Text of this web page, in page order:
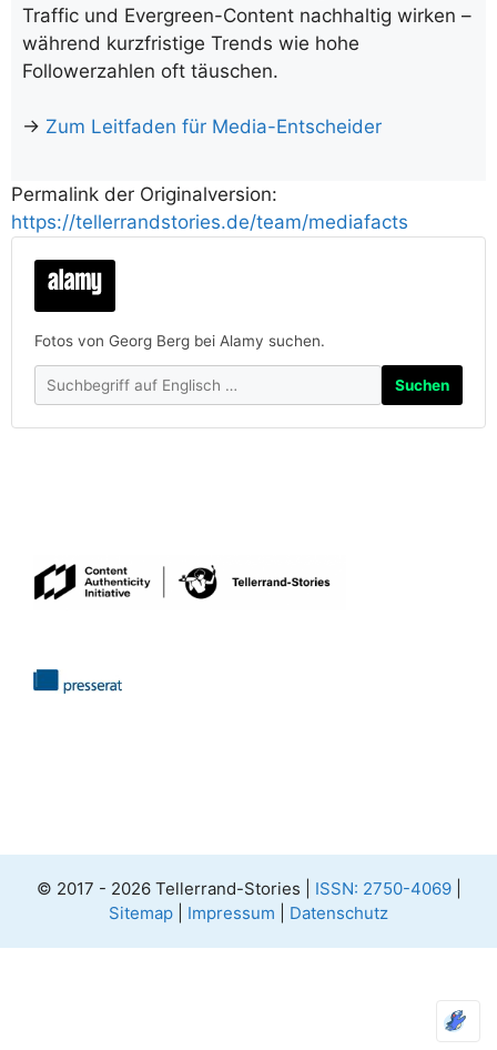
Traffic und Evergreen-Content nachhaltig wirken –
während kurzfristige Trends wie hohe
Followerzahlen oft täuschen.
→ Zum Leitfaden für Media-Entscheider
Permalink der Originalversion:
https://tellerrandstories.de/team/mediafacts
Fotos von Georg Berg bei Alamy suchen.
Suchen
© 2017 - 2026 Tellerrand-Stories | ISSN: 2750-4069|
Sitemap
Impressum Datenschutz